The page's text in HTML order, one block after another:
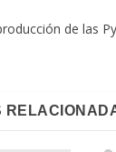
de las